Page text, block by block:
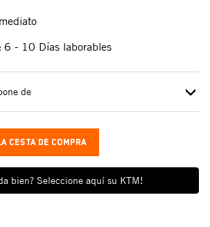
: 6 - 10 Días laborables
de
bien? Seleccione aquí su KTM!
CESTA DE COMPRA